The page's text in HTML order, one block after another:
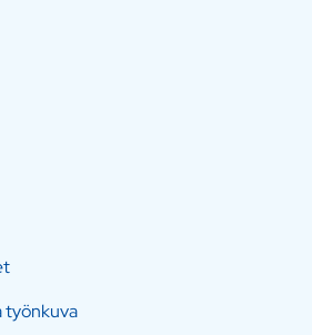
työnkuva